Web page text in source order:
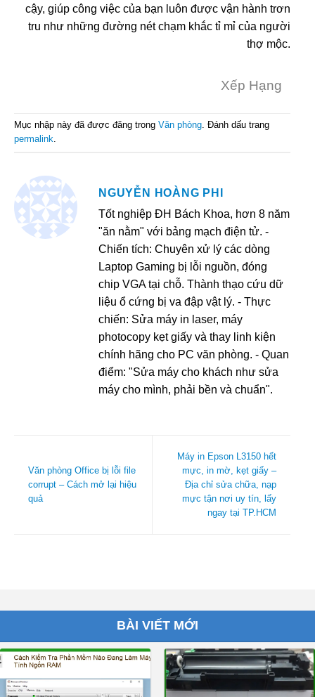
cậy, giúp công việc của bạn luôn được vận hành trơn
tru như những đường nét chạm khắc tỉ mỉ của người
thợ mộc.
Xếp Hạng
Mục nhập này đã được đăng trong Văn phòng. Đánh dấu trang
permalink.
NGUYỄN HOÀNG PHI
Tốt nghiệp ĐH Bách Khoa, hơn 8 năm
"ăn nằm" với bảng mạch điện tử. -
Chiến tích: Chuyên xử lý các dòng
Laptop Gaming bị lỗi nguồn, đóng
chip VGA tại chỗ. Thành thạo cứu dữ
liệu ổ cứng bị va đập vật lý. - Thực
chiến: Sửa máy in laser, máy
photocopy kẹt giấy và thay linh kiện
chính hãng cho PC văn phòng. - Quan
điểm: "Sửa máy cho khách như sửa
máy cho mình, phải bền và chuẩn".
Văn phòng Office bị lỗi file
corrupt – Cách mở lại hiệu
quả
Máy in Epson L3150 hết
mực, in mờ, kẹt giấy –
Địa chỉ sửa chữa, nạp
mực tận nơi uy tín, lấy
ngay tại TP.HCM
BÀI VIẾT MỚI